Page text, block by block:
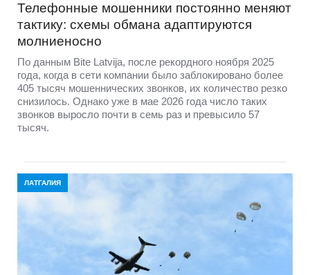
Телефонные мошенники постоянно меняют
тактику: схемы обмана адаптируются
молниеносно
По данным Bite Latvija, после рекордного ноября 2025
года, когда в сети компании было заблокировано более
405 тысяч мошеннических звонков, их количество резко
снизилось. Однако уже в мае 2026 года число таких
звонков выросло почти в семь раз и превысило 57
тысяч.
ЛАТГАЛИЯ